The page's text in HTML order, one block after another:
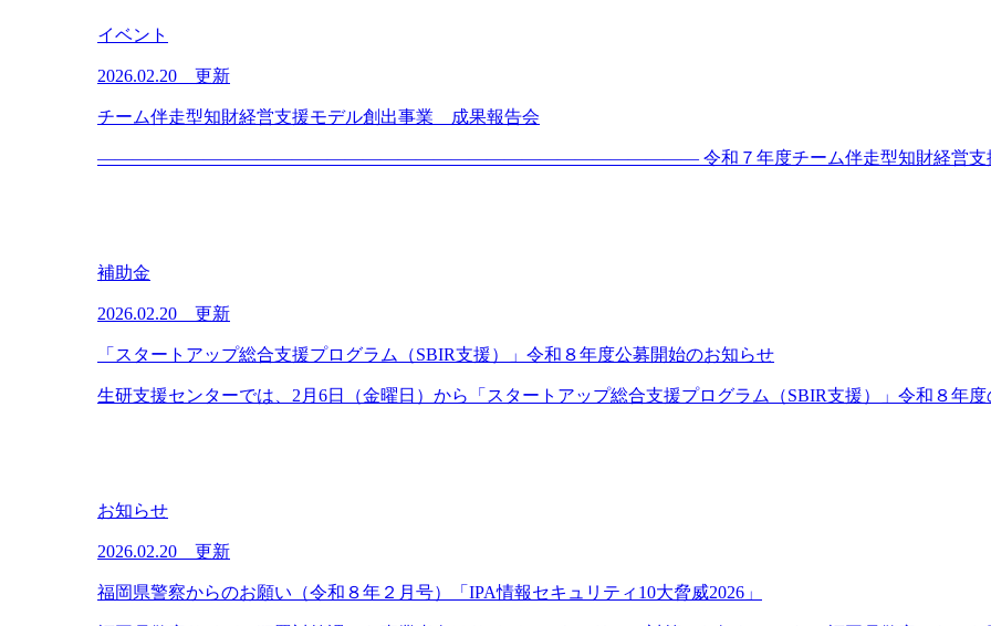
イベント
2026.02.20 更新
チーム伴走型知財経営支援モデル創出事業 成果報告会
―――――――――――――――――――――――――――――――――― 令和７年度チーム伴走型知財経営支援
補助金
2026.02.20 更新
「スタートアップ総合支援プログラム（SBIR支援）」令和８年度公募開始のお知らせ
生研支援センターでは、2月6日（金曜日）から「スタートアップ総合支援プログラム（SBIR支援）」令和８年度
お知らせ
2026.02.20 更新
福岡県警察からのお願い（令和８年２月号）「IPA情報セキュリティ10大脅威2026」